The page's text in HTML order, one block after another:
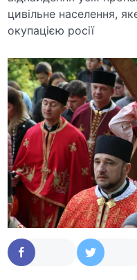
цивільне населення,
окупацією росії